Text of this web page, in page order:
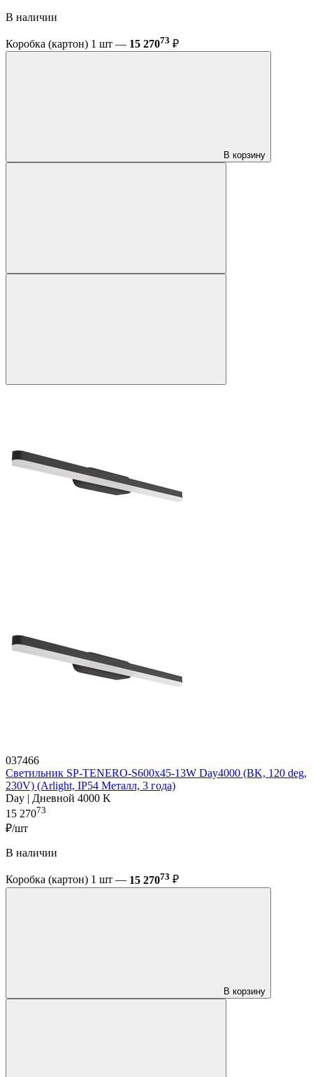
В наличии
Коробка (картон) 1 шт — 15 27073 ₽
В корзину
037466
Светильник SP-TENERO-S600x45-13W Day4000 (BK, 120 deg,
230V) (Arlight, IP54 Металл, 3 года)
Day | Дневной 4000 K
15 27073
₽/шт
В наличии
Коробка (картон) 1 шт — 15 27073 ₽
В корзину